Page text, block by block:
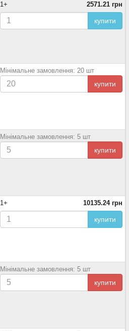
1+ 2571.21 грн
купити
Мінімальне замовлення: 20 шт
купити
Мінімальне замовлення: 5 шт
купити
1+ 10135.24 грн
купити
Мінімальне замовлення: 5 шт
купити